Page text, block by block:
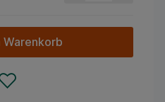
Warenkorb